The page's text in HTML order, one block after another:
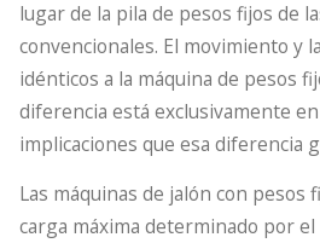
lugar de la pila de pesos fijos de
convencionales. El movimiento y
idénticos a la máquina de pesos
diferencia está exclusivamente
implicaciones que esa diferencia
Las máquinas de jalón con
carga máxima determinado por